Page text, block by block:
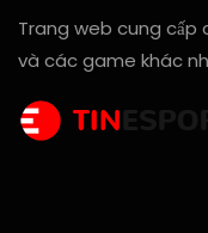
Trang web cung
và các game khác